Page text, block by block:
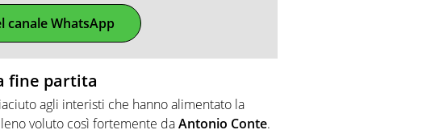
canale WhatsApp
fine partita
agli interisti che hanno alimentato la
voluto così fortemente daAntonio Conte.